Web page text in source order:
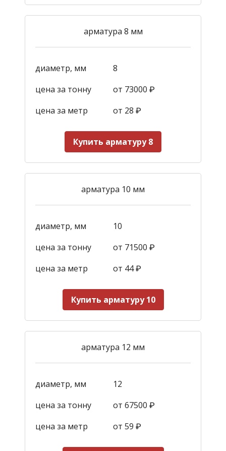
арматура 8 мм
диаметр, мм
8
цена за тонну
от 73000 ₽
цена за метр
от 28 ₽
Купить арматуру 8
арматура 10 мм
диаметр, мм
10
цена за тонну
от 71500 ₽
цена за метр
от 44₽
Купить арматуру 10
арматура 12 мм
диаметр, мм
12
цена за тонну
от 67500 ₽
цена за метр
от 59 ₽